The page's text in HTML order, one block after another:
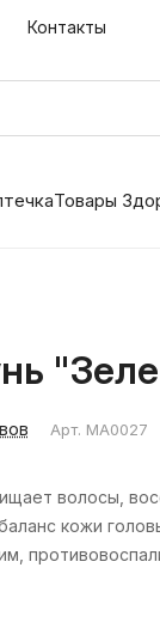
Контакты
Товары
Арт. МА0027
волосы,
кожи